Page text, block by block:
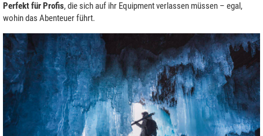
Perfekt für Profis, die sich auf ihr Equipment verlassen müssen – egal,
wohin das Abenteuer führt.